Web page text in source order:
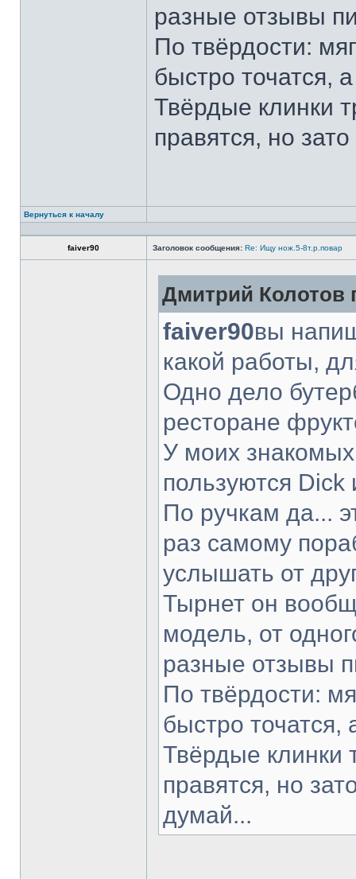
разные отзывы
По твёрдости:
быстро точатся,
Твёрдые клинки
правятся, но
Вернуться к началу
faiver90 Заголовок сообщения: Re: Ищу нож.5-8т.р.повар
Дмитрий Колотов
faiver90вы
какой работы,
Одно дело
ресторане
У моих
пользуются Dick
По ручкам да...
раз самому
услышать от
Тырнет он
модель, от
разные отзывы
По твёрдости:
быстро точатся,
Твёрдые клинки
правятся, но
думай...